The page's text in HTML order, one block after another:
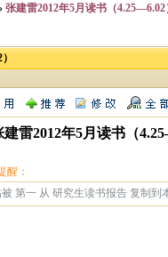
张建雷2012年5月读书（4.25—6.02
建雷2012年5月读书（
醒：
第一 从 研究生读书报告 复制到